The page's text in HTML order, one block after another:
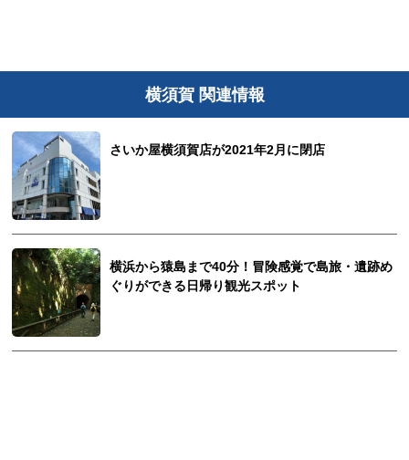
横須賀 関連情報
さいか屋横須賀店が2021年2月に閉店
横浜から猿島まで40分！冒険感覚で島旅・遺跡め
ぐりができる日帰り観光スポット